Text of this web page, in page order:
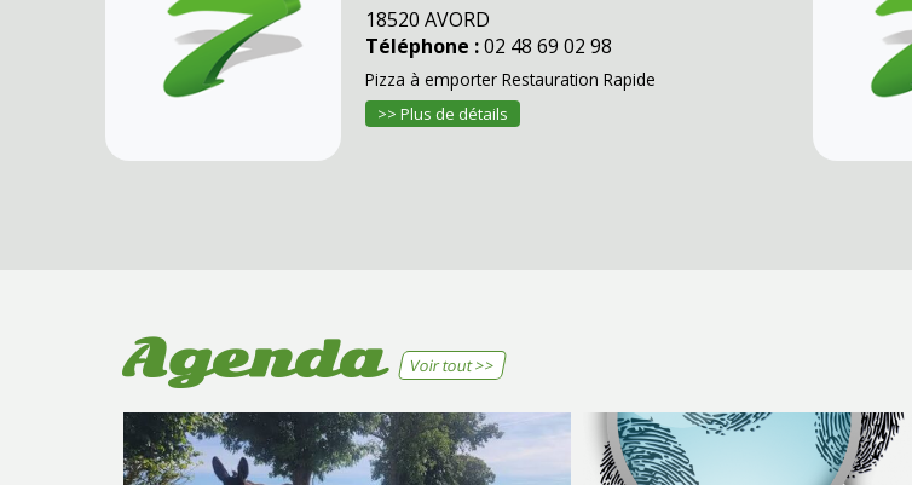
18520 AVORD
Téléphone :02 48 69 02 98
Pizza à emporter Restauration Rapide
>> Plus de détails
Agenda Voir tout >>